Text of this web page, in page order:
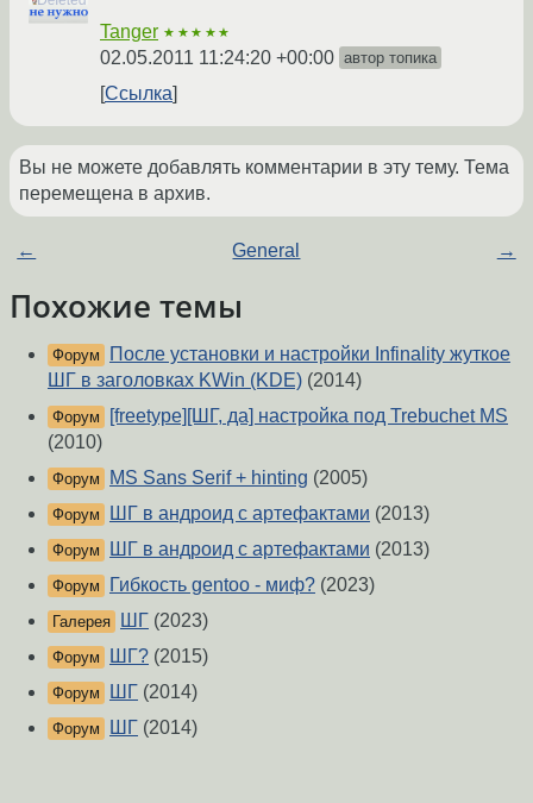
Tanger ★★★★★
02.05.2011 11:24:20 +00:00 автор топика
Ссылка
Вы не можете добавлять комментарии в эту тему. Тема
перемещена в архив.
← General →
Похожие темы
Форум
После установки и настройки Infinality жуткое
ШГ в заголовках KWin (KDE) (2014)
Форум
[freetype][ШГ, да] настройка под Trebuchet MS
(2010)
Форум MS Sans Serif + hinting (2005)
Форум ШГ в андроид с артефактами (2013)
Форум ШГ в андроид с артефактами (2013)
Форум Гибкость gentoo - миф? (2023)
Галерея ШГ (2023)
Форум ШГ? (2015)
Форум ШГ (2014)
Форум ШГ (2014)